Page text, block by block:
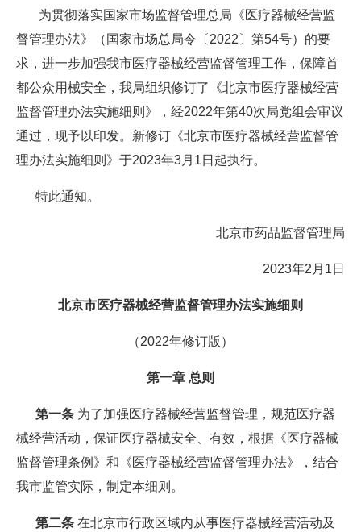
为贯彻落实国家市场监督管理总局《医疗器械经营监
督管理办法》（国家市场总局令〔2022〕第54号）的要
求，进一步加强我市医疗器械经营监督管理工作，保障首
都公众用械安全，我局组织修订了《北京市医疗器械经营
监督管理办法实施细则》，经2022年第40次局党组会审议
通过，现予以印发。新修订《北京市医疗器械经营监督管
理办法实施细则》于2023年3月1日起执行。
特此通知。
北京市药品监督管理局
2023年2月1日
北京市医疗器械经营监督管理办法实施细则
（2022年修订版）
第一章 总则
第一条 为了加强医疗器械经营监督管理，规范医疗器
械经营活动，保证医疗器械安全、有效，根据《医疗器械
监督管理条例》和《医疗器械经营监督管理办法》，结合
我市监管实际，制定本细则。
第二条 在北京市行政区域内从事医疗器械经营活动及